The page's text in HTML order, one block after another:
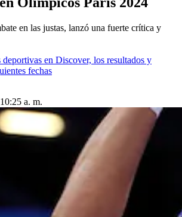
en las justas, lanzó una fuerte crítica y
deportivas en Discover, los resultados y
fechas
a. m.